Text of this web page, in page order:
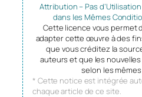
Attribution – Pas
dans les Mêmes
Cette licence vous permet
adapter cette œuvre à des
que vous créditez la
auteurs et que les
selon les
* Cette notice est intégrée
chaque article de ce site.